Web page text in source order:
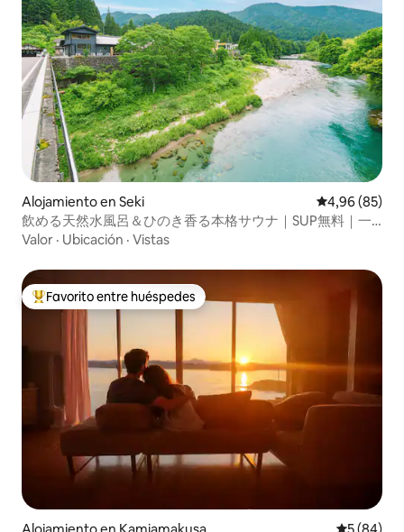
Alojamiento en Seki Calificación
4,96 (85)
飲める天然水風呂＆ひのき香る本格サウナ｜SUP無料｜一
棟貸切ヴィラ｜最大8名｜屋根付BBQ・ピザ窯
Valor · Ubicación · Vistas
Favorito entre los huéspedes más destacados
Favorito entre huéspedes